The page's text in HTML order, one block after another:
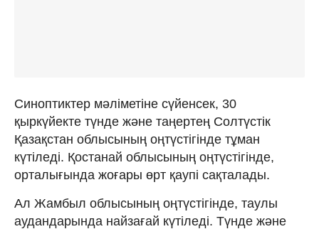
Синоптиктер мәліметіне сүйенсек, 30
қыркүйекте түнде және таңертең Солтүстік
Қазақстан облысының оңтүстігінде тұман
күтіледі. Қостанай облысының оңтүстігінде,
орталығында жоғары өрт қаупі сақталады.
Ал Жамбыл облысының оңтүстігінде, таулы
аудандарында найзағай күтіледі. Түнде және